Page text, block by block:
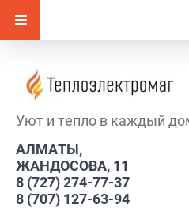
Уют и тепло в каждый
АЛМАТЫ,
ЖАНДОСОВА, 11
8 (727) 274-77-37
8 (707) 127-63-94